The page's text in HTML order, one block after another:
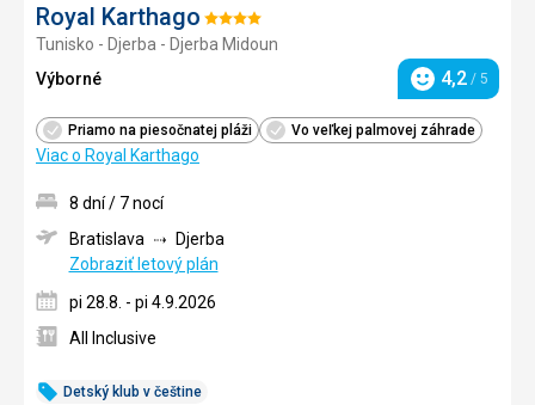
Royal Karthago Hodnotenie:
4/5
Tunisko - Djerba - Djerba Midoun
Výborné
Hodnotenie
4,2 / 5
Priamo na piesočnatej pláži Vo veľkej palmovej záhrade
Viac o Royal Karthago
Detský klub v češtine
8 dní / 7 nocí
Bratislava
Djerba
Zobraziť letový plán
pi 28.8. - pi 4.9.2026
All Inclusive